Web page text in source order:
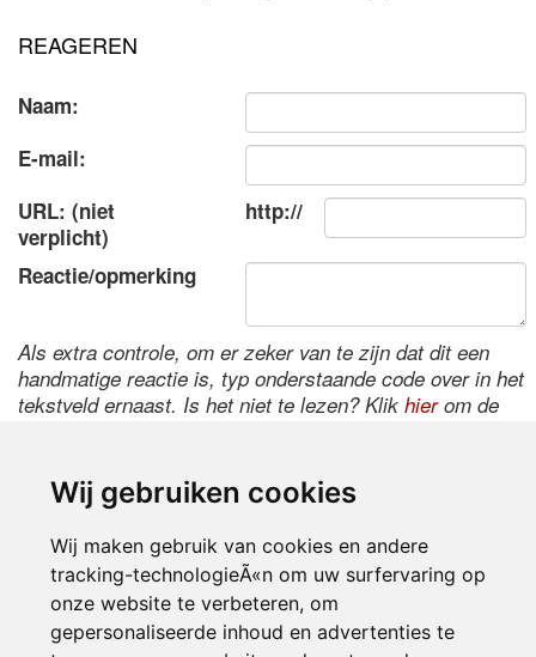
Wij gebruiken cookies
Wij maken gebruik van cookies en andere
tracking-technologieÃ«n om uw surfervaring op
onze website te verbeteren, om
gepersonaliseerde inhoud en advertenties te
REAGEREN
Naam:
E-mail:
URL: (niet
verplicht)
http://
Reactie/opmerking
Als extra controle, om er zeker van te zijn dat dit een
handmatige reactie is, typ onderstaande code over in het
tekstveld ernaast. Is het niet te lezen? Klik hierom de